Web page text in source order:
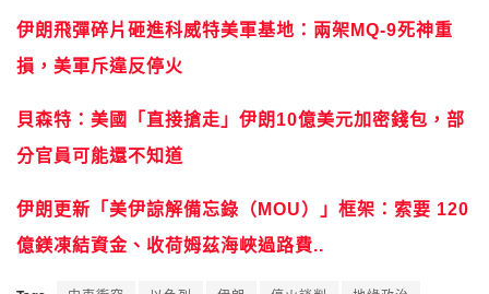
伊朗飛彈碎片砸進科威特美軍基地：兩架MQ-9死神重
損，美軍斥違反停火
貝森特：美國「直接搶走」伊朗10億美元加密錢包，部
分官員可能還不知道
伊朗更新「美伊諒解備忘錄（MOU）」框架：索要 120
億鎂凍結資金、收荷姆茲海峽過路費..